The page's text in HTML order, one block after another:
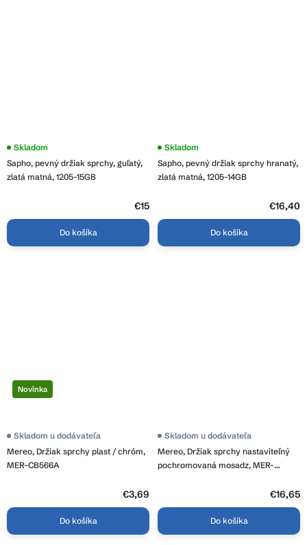
Sapho, pevný držiak sprchy, guľatý,
zlatá matná, 1205-15GB
Skladom
€15
Do košíka
Sapho, pevný držiak sprchy hranatý,
zlatá matná, 1205-14GB
Skladom
€16,40
Do košíka
Novinka
Mereo, Držiak sprchy plast / chróm,
MER-CB566A
Skladom u dodávateľa
€3,69
Do košíka
Mereo, Držiak sprchy nastaviteľný
pochromovaná mosadz, MER-
Skladom u dodávateľa
€16,65
Do košíka